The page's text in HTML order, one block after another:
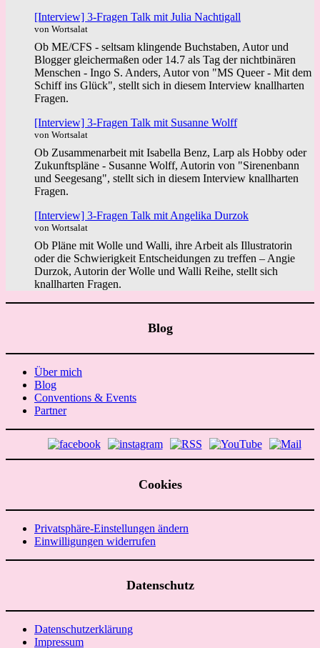
[Interview] 3-Fragen Talk mit Julia Nachtigall
von Wortsalat
Ob ME/CFS - seltsam klingende Buchstaben, Autor und
Blogger gleichermaßen oder 14.7 als Tag der nichtbinären
Menschen - Ingo S. Anders, Autor von "MS Queer - Mit dem
Schiff ins Glück", stellt sich in diesem Interview knallharten
Fragen.
[Interview] 3-Fragen Talk mit Susanne Wolff
von Wortsalat
Ob Zusammenarbeit mit Isabella Benz, Larp als Hobby oder
Zukunftspläne - Susanne Wolff, Autorin von "Sirenenbann
und Seegesang", stellt sich in diesem Interview knallharten
Fragen.
[Interview] 3-Fragen Talk mit Angelika Durzok
von Wortsalat
Ob Pläne mit Wolle und Walli, ihre Arbeit als Illustratorin
oder die Schwierigkeit Entscheidungen zu treffen – Angie
Durzok, Autorin der Wolle und Walli Reihe, stellt sich
knallharten Fragen.
Blog
Über mich
Blog
Conventions & Events
Partner
Cookies
Privatsphäre-Einstellungen ändern
Einwilligungen widerrufen
Datenschutz
Datenschutzerklärung
Impressum